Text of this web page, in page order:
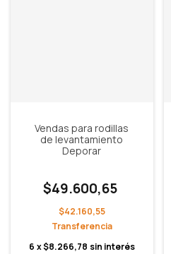
Vendas para rodillas
de levantamiento
Deporar
$49.600,65
$42.160,55
6 x$8.266,78 sin interés